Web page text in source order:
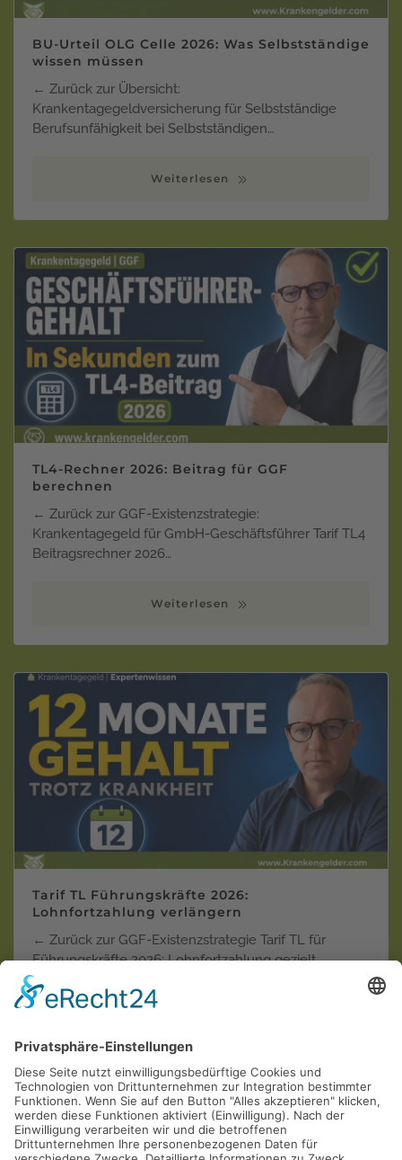
BU-Urteil OLG Celle 2026: Was Selbstständige
wissen müssen
← Zurück zur Übersicht:
Krankentagegeldversicherung für Selbstständige
Berufsunfähigkeit bei Selbstständigen…
Weiterlesen
TL4-Rechner 2026: Beitrag für GGF
berechnen
← Zurück zur GGF-Existenzstrategie:
Krankentagegeld für GmbH-Geschäftsführer Tarif TL4
Beitragsrechner 2026…
Weiterlesen
Tarif TL Führungskräfte 2026:
Lohnfortzahlung verlängern
← Zurück zur GGF-Existenzstrategie Tarif TL für
Führungskräfte 2026: Lohnfortzahlung gezielt
verlänger…
Krankentagegeld der "Privaten"
Krankenversicherungen in der Einzel-Kritik
AOL Allianz ARAG AXA Barmenia